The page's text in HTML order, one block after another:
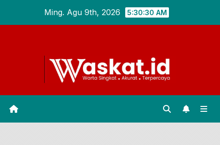
Ming. Agu 9th, 2026 5:30:31 AM